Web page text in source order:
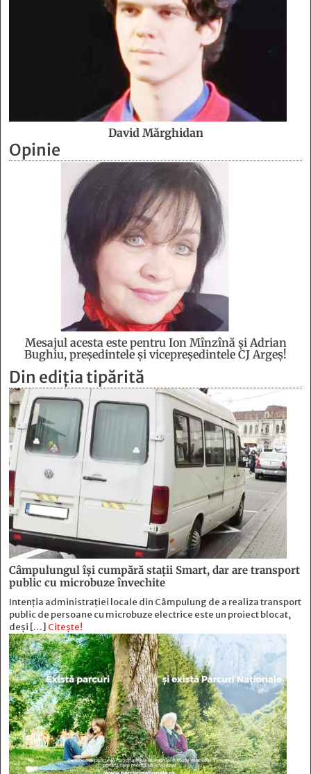
David Mărghidan
Opinie
Mesajul acesta este pentru Ion Mînzînă şi Adrian
Bughiu, preşedintele şi vicepreşedintele CJ Argeş!
Din ediția tipărită
Câmpulungul îşi cumpără staţii Smart, dar are transport
public cu microbuze învechite
Intenția administrației locale din Câmpulung de a realiza transport
public de persoane cu microbuze electrice este un proiect blocat,
deși […] Citește!